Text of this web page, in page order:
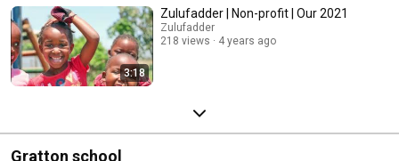
3:18
Zulufadder | Non-profit | Our 2021
Zulufadder
218 views
4 years ago
Gratton school